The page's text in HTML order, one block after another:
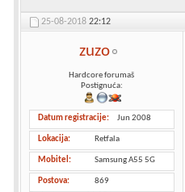
25-08-2018 22:12
zuzo
Hardcore forumaš
Postignuća:
Datum registracije Jun 2008
Lokacija Retfala
Mobitel Samsung A55 5G
Postova
869